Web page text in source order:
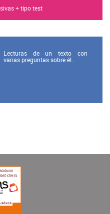
+ tipo test
Lecturas de un texto con
varias preguntas sobre él.